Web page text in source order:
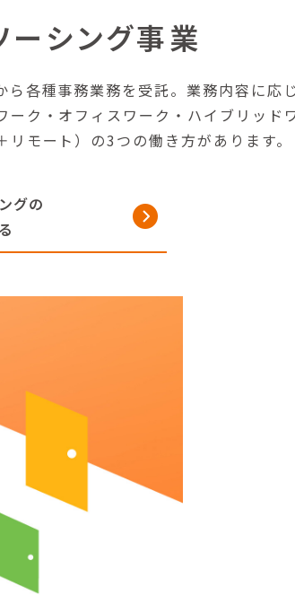
ーシング事業
ら各種事務業務を受託。業務内容に応じ
ーク・オフィスワーク・ハイブリッド
リモート）の3つの働き方があります。
グの